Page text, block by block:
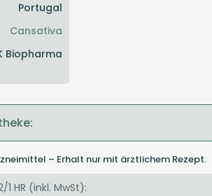
Portugal
Cansativa
Biopharma
– Erhalt nur mit ärztlichem Rezept.
HR (inkl. MwSt):